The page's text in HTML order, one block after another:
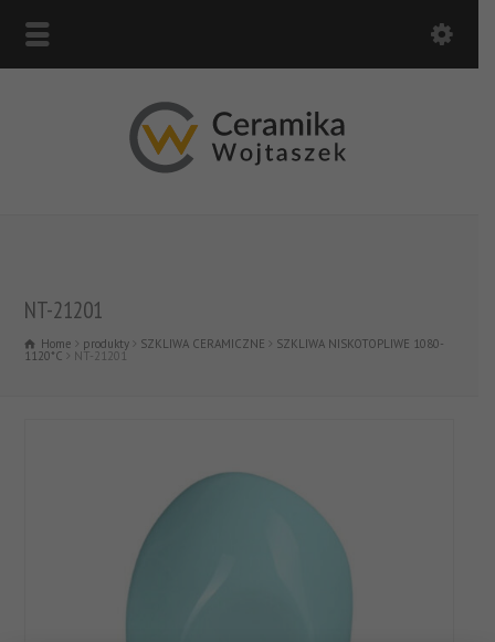
NT-21201
Home produkty SZKLIWA CERAMICZNE SZKLIWA NISKOTOPLIWE 1080-
1120*C NT-21201